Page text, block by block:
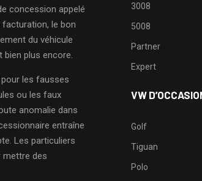
concession appelé
le bon
du véhicule
bien plus encore.
pour les fausses
ou les faux
anomalie dans
entraîne
Les particuliers
mettre des
3008
5008
Partner
Expert
VW
Golf
Tiguan
Polo